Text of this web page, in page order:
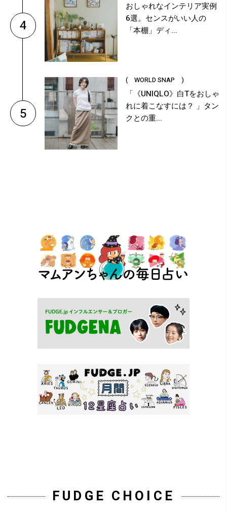
4
おしゃれなインテリア実例
6選。センスがいい人の
「本棚」ディ...
5
( WORLD SNAP )
「《UNIQLO》白Tをおしゃ
れに着こなすには？ 」タン
クとの重...
FUDGE CHOICE